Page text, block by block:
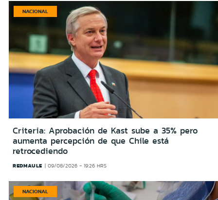
NACIONAL
Criteria: Aprobación de Kast sube a 35% pero
aumenta percepción de que Chile está
retrocediendo
REDMAULE 09/08/2026 - 19:26 HRS
NACIONAL